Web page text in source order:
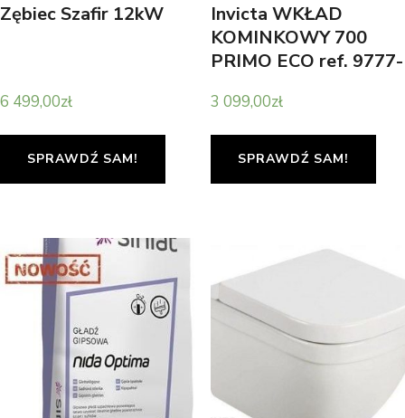
Zębiec Szafir 12kW
6 499,00zł
SPRAWDŹ SAM!
Invicta WKŁAD
KOMINKOWY 700
PRIMO ECO ref. 9777-
3 099,00zł
SPRAWDŹ SAM!